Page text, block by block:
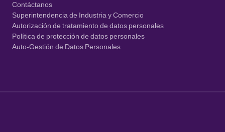
Contáctanos
Superintendencia de Industria y Comercio
Autorización de tratamiento de datos personales
Política de protección de datos personales
Auto-Gestión de Datos Personales